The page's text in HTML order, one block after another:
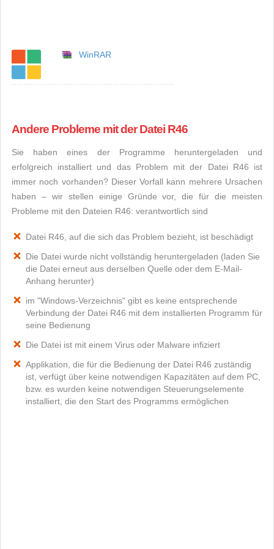
WinRAR
Andere Probleme mit der Datei R46
Sie haben eines der Programme heruntergeladen und
erfolgreich installiert und das Problem mit der Datei R46 ist
immer noch vorhanden? Dieser Vorfall kann mehrere Ursachen
haben – wir stellen einige Gründe vor, die für die meisten
Probleme mit den Dateien R46: verantwortlich sind
Datei R46, auf die sich das Problem bezieht, ist beschädigt
Die Datei wurde nicht vollständig heruntergeladen (laden Sie
die Datei erneut aus derselben Quelle oder dem E-Mail-
Anhang herunter)
im "Windows-Verzeichnis" gibt es keine entsprechende
Verbindung der Datei R46 mit dem installierten Programm für
seine Bedienung
Die Datei ist mit einem Virus oder Malware infiziert
Applikation, die für die Bedienung der Datei R46 zuständig
ist, verfügt über keine notwendigen Kapazitäten auf dem PC,
bzw. es wurden keine notwendigen Steuerungselemente
installiert, die den Start des Programms ermöglichen